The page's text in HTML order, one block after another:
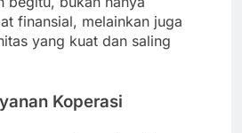
finansial, melainkan juga
yang kuat dan saling
Koperasi